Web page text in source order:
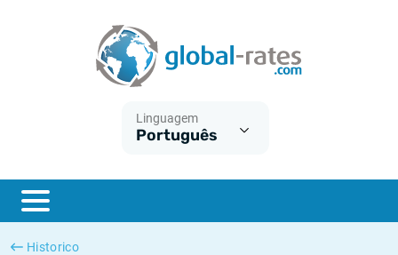
Linguagem
Português
Historico
ESTER
SONIA
O que é a inflação do IPC?
O que é a inflação do IHPC?
Inflação Estados Unidos
Inflação Europa
Taxas Euribor históricas
Taxas ESTER históricas
Taxas SONIA históricas
Taxas TONAR históricas
Calculadora de inflação